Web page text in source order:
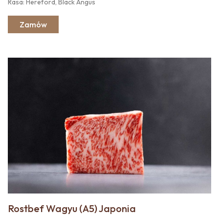
Rasa: Hereford, Black Angus
Zamów
Rostbef Wagyu (A5) Japonia